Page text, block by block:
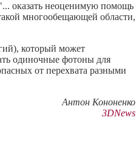
оказать неоценимую помощь
многообещающей области,
который может
одиночные фотоны для
от перехвата разными
Антон Кононенко
3DNews